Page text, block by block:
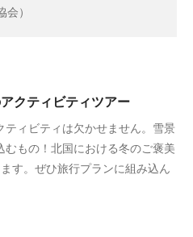
）
クティビティツアー
ィビティは欠かせません。雪景
もの！北国における冬のご褒美
す。ぜひ旅行プランに組み込ん